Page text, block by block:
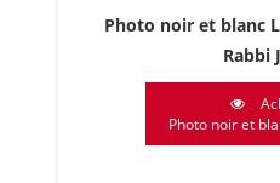
Photo noir et blanc
Rabbi
Photo noir et